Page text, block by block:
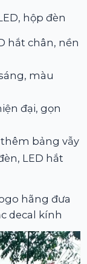
hộp đèn
hắt chân, nền
màu
đại, gọn
bảng vẫy
LED hắt
hãng đưa
decal kính